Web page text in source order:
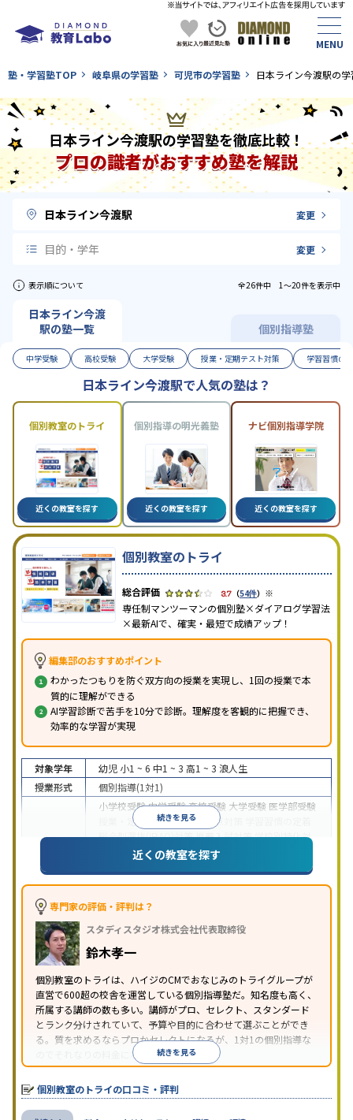
塾・学習塾TOP 岐阜県の学習塾 可児市の学習塾 日本ライン今渡駅の
日本ライン今渡駅の学習塾を徹底比較！
プロの識者がおすすめ塾を解説
日本ライン今渡駅 変更
目的・学年 変更
表示順について 全26件中 1〜20件を表示中
日本ライン今渡
駅の塾一覧
個別指導塾
中学受験 高校受験 大学受験 授業・定期テスト対策 学習習慣の
日本ライン今渡駅で人気の塾は？
個別教室のトライ
近くの教室を探す
個別指導の明光義塾
近くの教室を探す
ナビ個別指導学院
近くの教室を探す
個別教室のトライ
3.7 （54件） ※
専任制マンツーマンの個別塾×ダイアログ学習法
×最新AIで、確実・最短で成績アップ！
編集部のおすすめポイント
わかったつもりを防ぐ双方向の授業を実現し、1回の授業で本
質的に理解ができる
AI学習診断で苦手を10分で診断。理解度を客観的に把握でき、
効率的な学習が実現
続きを見る
対象学年 幼児 小1 ~ 6 中1 ~ 3 高1 ~ 3 浪人生
授業形式
個別指導(1対1)
小学校受験中学受験高校受験 大学受験 医学部受験
授業・定期テスト対策
内申点対策
総合型選抜(旧AO)対策推薦入試対策学校別特化対
国公立大対策私大対策 共通テスト対策
語・英会話特化対策その他科目別特化対策
特徴
中高一貫校生に対応
応
学習にPC・タブレットを利用
科目から受講可能季節講習のみの受講可
の子どもに対応
※2023年3月調査。
近くの教室を探す
専門家の評価・評判は？
スタディスタジオ株式会社代表取締役
鈴木孝一
個別教室のトライは、ハイジのCMでおなじみのトライグループが
直営で600超の校舎を運営している個別指導塾だ。知名度も高く、
所属する講師の数も多い。講師がプロ、セレクト、スタンダード
とランク分けされていて、予算や目的に合わせて選ぶことができ
る。質を求めるならプロかセレクトになるが、1対1の個別指導な
のでそれなりの料金になる。続きを見る
個別教室のトライの口コミ・評判